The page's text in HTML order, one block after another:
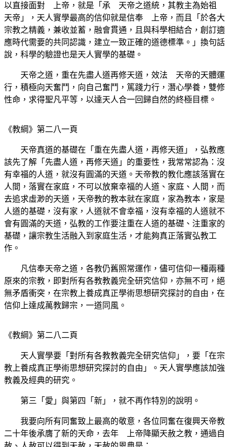
以直接面對 上帝，就是「承 天帝之道統，其教主為始祖
天帝」，天人實學最高的信仰就是信奉 上帝，而且「於各大
宗教之精義，兼收並蓄，融會貫通，且與科學相結合，創訂適
應時代需要的共同認識，建立一致正確的道德標準。」換句話
說，科學的驗證也是天人實學的基礎。
天帝之道，重在先盡人道再修天道，效法 天帝的天體運
行，積極向天奮鬥，向自己奮鬥，篤踐力行，潛心學養，雙修
性命，求得聖凡平等，以達天人合一回歸自然的終極目標。
《教綱》第二八一頁
天帝真道的基礎在「重在先盡人道，再修天道」，弘教應
該先了解「先盡人道，再修天道」的重要性，我常常認為：沒
有幸福的人道，就沒有圓滿的天道。天帝教的教化應該落實在
人間，落實在家庭，不可以放棄幸福的人道、家庭、人間，而
去追求虛渺的天道，天帝教的教本就在家庭，家為教本，家是
人道的基礎，沒有家，人道就不會幸福，沒有幸福的人道就不
會有圓滿的天道，弘教的工作要注重在人道的基礎、注重家的
基礎，讓宗教生活融入到家庭生活，才能夠真正落實弘教工
作。
凡信奉天帝之道，各教仍舊照常運作，儘可信仰一種兩種
原來的宗教，即對所有各教教義完全研究信仰，亦無不可，絕
無矛盾衝突，在宗教上養成真正學術思想研究探討的自由，在
信仰上達成萬教歸宗，一道同風。
《教綱》第二八二頁
天人實學要「對所有各教教義完全研究信仰」，要「在宗
教上養成真正學術思想研究探討的自由」。天人實學應該加強
教義及經典的研究。
第三「愛」與第四「新」，就不再作特別的說明。
我要向所有同奮致上最高的敬意，各位同奮在復興天帝教
二十年後承膺了新的天命，去年 上帝降顯天赦之教，通過自